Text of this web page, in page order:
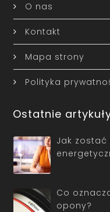
O nas
Kontakt
Mapa strony
Polityka
Ostatnie
Jak
Co
opony?